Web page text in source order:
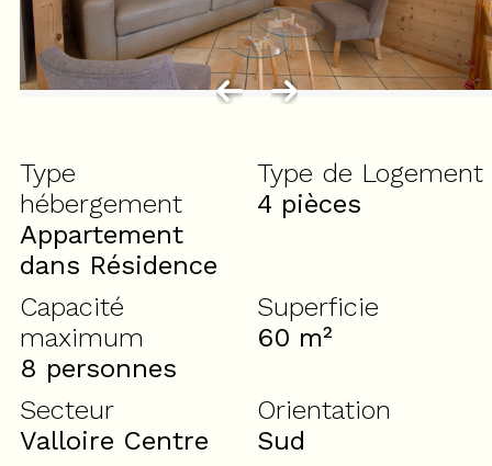
Type
hébergement
Appartement
dans Résidence
Type de Logement
4 pièces
Capacité
maximum
8 personnes
Superficie
60 m²
Secteur
Valloire Centre
Orientation
Sud